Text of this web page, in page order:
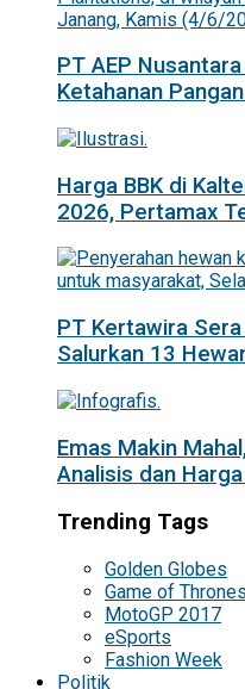
PT AEP
Ketahanan
Harga BBK di
2026, Pertamax
PT Kertawira
Salurkan 13
Emas Makin
Analisis dan
Trending Tags
Golden Globes
Game of Thrones
MotoGP 2017
eSports
Fashion Week
Politik